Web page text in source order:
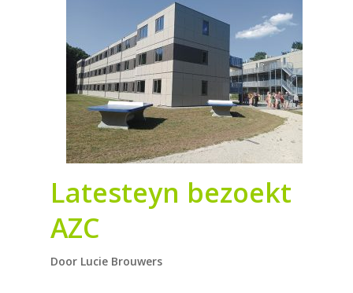
Latesteyn bezoekt
AZC
Door Lucie Brouwers